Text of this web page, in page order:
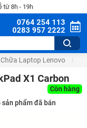
từ 8h - 19h
0764 254 113
0283 957 2222
Laptop Lenovo
X1 Carbon
Còn hàng
sản phẩm đã bán